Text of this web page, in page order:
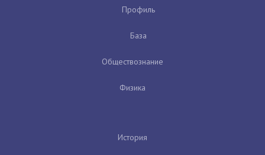
Профиль
База
Обществознание
Физика
История